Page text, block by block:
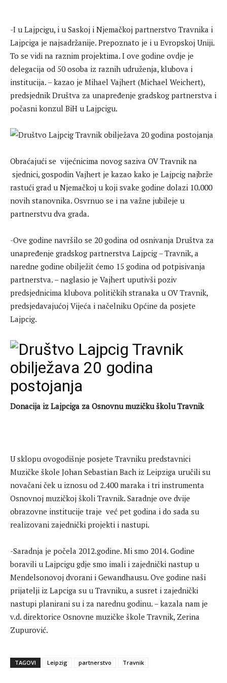
-I u Lajpcigu, i u Saskoj i Njemačkoj partnerstvo Travnika i
Lajpciga je najsadržanije. Prepoznato je i u Evropskoj Uniji.
To se vidi na raznim projektima. I ove godine ovdje je
delegacija od 50 osoba iz raznih udruženja, klubova i
institucija. – kazao je Mihael Vajhert (Michael Weichert),
predsjednik Društva za unapređenje gradskog partnerstva i
počasni konzul BiH u Lajpcigu.
Obraćajući se vijećnicima novog saziva OV Travnik na
sjednici, gospodin Vajhert je kazao kako je Lajpcig najbrže
rastući grad u Njemačkoj u koji svake godine dolazi 10.000
novih stanovnika. Osvrnuo se i na važne jubileje u
partnerstvu dva grada.
-Ove godine navršilo se 20 godina od osnivanja Društva za
unapređenje gradskog partnerstva Lajpcig – Travnik, a
naredne godine obilježit ćemo 15 godina od potpisivanja
partnerstva. – naglasio je Vajhert uputivši poziv
predsjednicima klubova političkih stranaka u OV Travnik,
predsjedavajućoj Vijeća i načelniku Općine da posjete
Lajpcig.
Donacija iz Lajpciga za Osnovnu muzičku školu Travnik
U sklopu ovogodišnje posjete Travniku predstavnici
Muzičke škole Johan Sebastian Bach iz Leipziga uručili su
novačani ček u iznosu od 2.400 maraka i tri instrumenta
Osnovnoj muzičkoj školi Travnik. Saradnje ove dvije
obrazovne institucije traje već pet godina i do sada su
realizovani zajednički projekti i nastupi.
-Saradnja je počela 2012.godine. Mi smo 2014. Godine
boravili u Lajpcigu gdje smo imali i zajednički nastup u
Mendelsonovoj dvorani i Gewandhausu. Ove godine naši
prijatelji iz Lapciga su u Travniku, a susret i zajednički
nastupi planirani su i za narednu godinu. – kazala nam je
v.d. direktorice Osnovne muzičke škole Travnik, Zerina
Zupurović.
TAGOVI Leipzig partnerstvo Travnik